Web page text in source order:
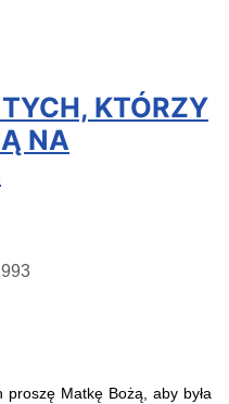
KTÓRZY
NA
Matkę Bożą, aby była